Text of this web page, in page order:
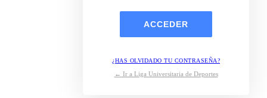
¿HAS OLVIDADO TU CONTRASEÑA?
← Ir a Liga Universitaria de Deportes